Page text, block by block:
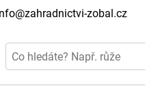
zobal.cz